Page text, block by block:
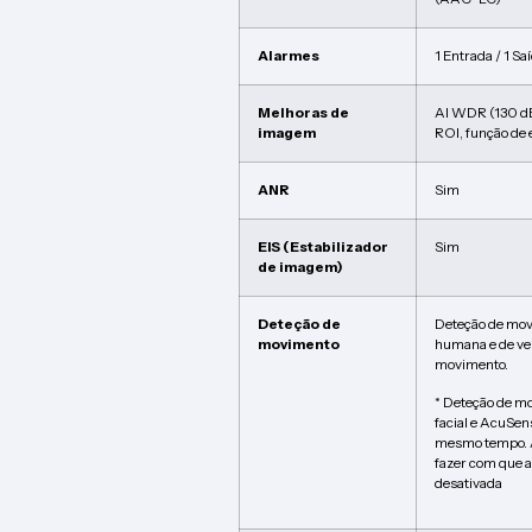
Alarmes 1 Entrada / 1
Melhoras de
imagem
AI WDR (130
ROI, função de
ANR Sim
EIS (Estabilizador
de imagem)
Sim
Deteção de
movimento
Deteção de
humana e de
movimento.
* Deteção de
facial e
mesmo tempo.
fazer com que
desativada